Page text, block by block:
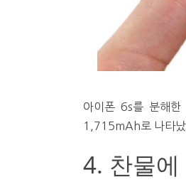
아이폰 6s를 분해
1,715mAh로 나타
4. 찬물